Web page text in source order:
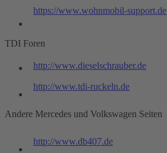
https://www.wohnmobil-support.de
TDI Foren
http://www.dieselschrauber.de
http://www.tdi-ruckeln.de
Andere Mercedes und Volkswagen Seiten
http://www.db407.de